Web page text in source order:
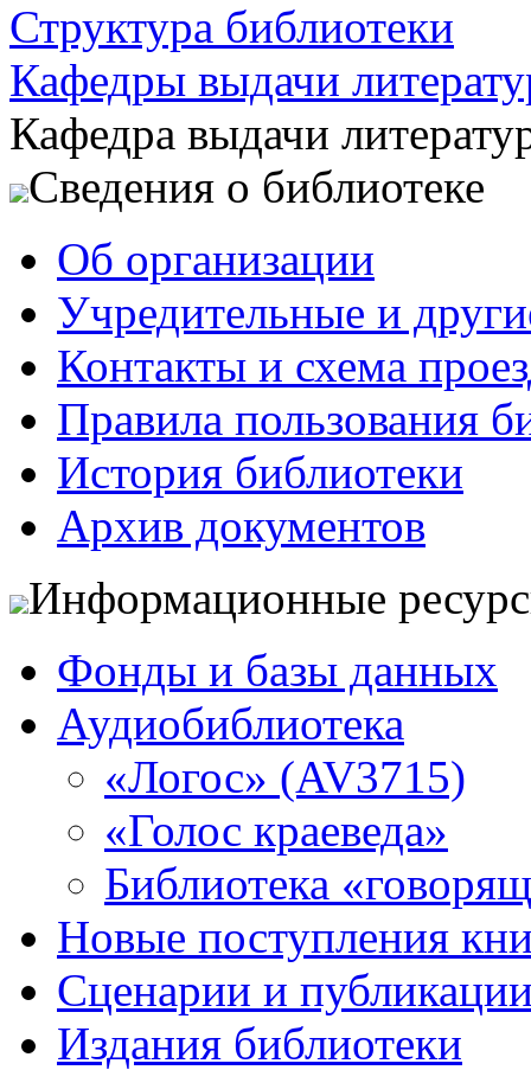
Структура библиотеки
Кафедры выдачи
Кафедра выдачи
Сведения о библиотеке
Об организации
Учредительные и
Контакты и схема
Правила пользования
История библиотеки
Архив документов
Информационные
Фонды и базы данных
Аудиобиблиотека
«Логос» (AV3715)
«Голос краеведа»
Библиотека
Новые поступления
Сценарии и
Издания библиотеки